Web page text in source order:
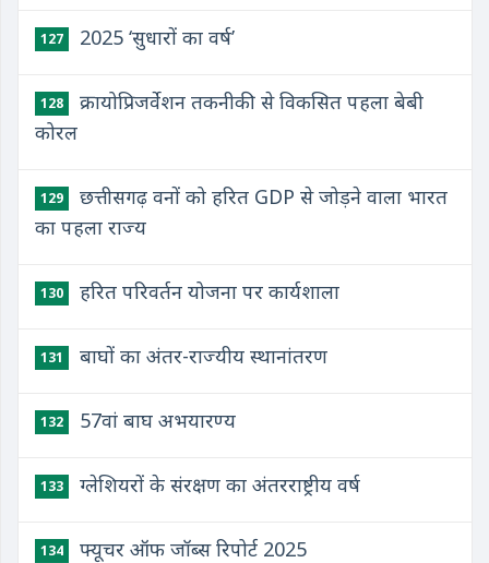
127 2025 ‘सुधारों का वर्ष’
128
क्रायोप्रिजर्वेशन तकनीकी से विकसित पहला बेबी
कोरल
129
छत्तीसगढ़ वनों को हरित GDP से जोड़ने वाला भारत
का पहला राज्य
130 हरित परिवर्तन योजना पर कार्यशाला
131 बाघों का अंतर-राज्यीय स्थानांतरण
132 57वां बाघ अभयारण्य
133 ग्लेशियरों के संरक्षण का अंतरराष्ट्रीय वर्ष
134 फ्यूचर ऑफ जॉब्स रिपोर्ट 2025